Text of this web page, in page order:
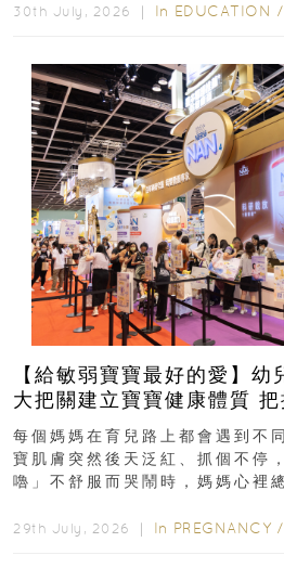
30th July, 2026 ｜ In EDUCATION /
【給敏弱寶寶最好的愛】
大把關建立寶寶健康體質
每個媽媽在育兒路上都會遇到不
寶肌膚突然後天泛紅、抓個不停
嚕」不舒服而哭鬧時，媽媽心裡
29th July, 2026 ｜ In PREGNANCY /